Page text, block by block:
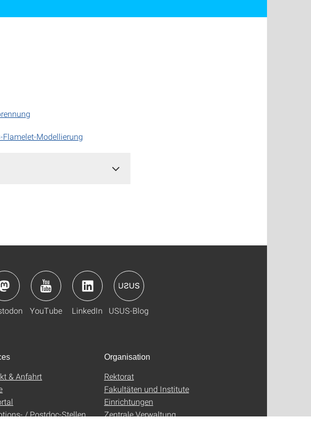
Flamelet-Modellierung
YouTube LinkedIn USUS-Blog
& Anfahrt
/ Postdoc-Stellen
Organisation
Rektorat
Fakultäten und Institute
Einrichtungen
Zentrale Verwaltung